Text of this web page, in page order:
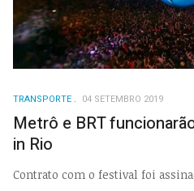
TRANSPORTE 04 SETEMBRO 2019
Metrô e BRT
in Rio
Contrato com o festival foi